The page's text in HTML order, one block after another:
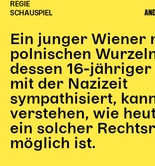
Schulabenteuernacht
Probenklasse
Vorstellungen für pädagogische
Angebote für Pädagog*innen
PädagogikClub
Sommerfest
Open House
Newsletter für pädagogische
REGIE
SCHAUSPIEL
Ein junger Wiener
polnischen
dessen 16-
mit der Nazizeit
sympathisiert,
verstehen, wie
ein solcher
möglich ist.